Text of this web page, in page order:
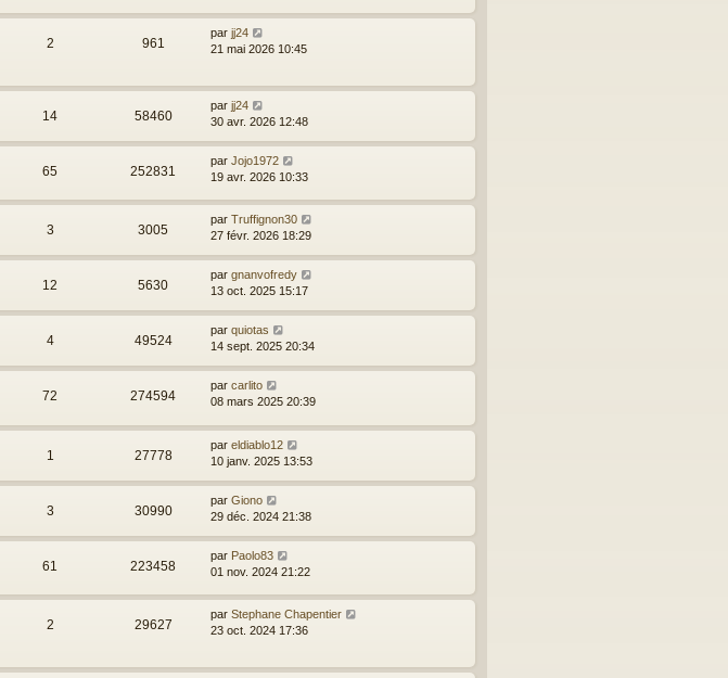
2 961
par jj24
21 mai 2026 10:45
14 58460
par jj24
30 avr. 2026 12:48
65 252831
par Jojo1972
19 avr. 2026 10:33
3 3005
par Truffignon30
27 févr. 2026 18:29
12 5630
par gnanvofredy
13 oct. 2025 15:17
4 49524
par quiotas
14 sept. 2025 20:34
72 274594
par carlito
08 mars 2025 20:39
1 27778
par eldiablo12
10 janv. 2025 13:53
3 30990
par Giono
29 déc. 2024 21:38
61 223458
par Paolo83
01 nov. 2024 21:22
2 29627
par Stephane Chapentier
23 oct. 2024 17:36